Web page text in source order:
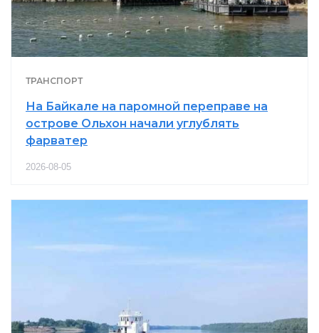
ТРАНСПОРТ
На Байкале на паромной переправе на
острове Ольхон начали углублять
фарватер
2026-08-05